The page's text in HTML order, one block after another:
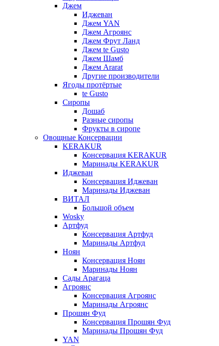
Джем
Иджеван
Джем YAN
Джем Агроянс
Джем Фрут Ланд
Джем te Gusto
Джем Шамб
Джем Ararat
Другие производители
Ягоды протёртые
te Gusto
Сиропы
Дошаб
Разные сиропы
Фрукты в сиропе
Овощные Консервации
KERAKUR
Консервация KERAKUR
Маринады KERAKUR
Иджеван
Консервация Иджеван
Маринады Иджеван
ВИТАЛ
Большой объем
Wosky
Артфуд
Консервация Артфуд
Маринады Артфуд
Ноян
Консервация Ноян
Маринады Ноян
Сады Арагаца
Агроянс
Консервация Агроянс
Маринады Агроянс
Прошян Фуд
Консервация Прошян Фуд
Маринады Прошян Фуд
YAN